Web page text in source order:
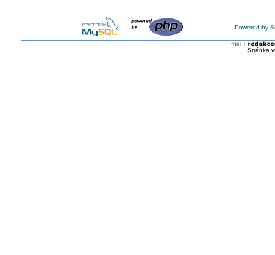
Powered by
Stránka